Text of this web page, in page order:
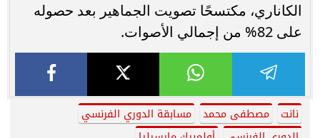
الكاناري، مكتسحًا تصويت الجماهير بعد حصوله
على 82% من إجمالي الأصوات.
نانت مصطفى محمد
مسابقة الدوري الفرنسي